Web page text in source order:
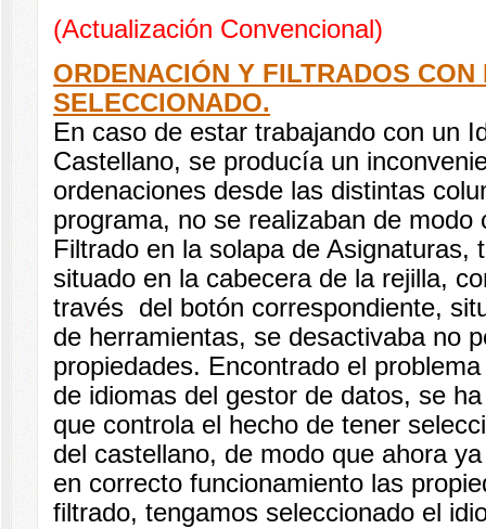
(Actualización Convencional)
ORDENACIÓN Y FILTRADOS CON
SELECCIONADO.
En caso de estar trabajando con un
Castellano, se producía un
ordenaciones desde las distintas
programa, no se realizaban de modo
Filtrado en la solapa de Asignaturas,
situado en la cabecera de la rejilla,
través del botón correspondiente,
de herramientas, se desactivaba no
propiedades. Encontrado el
de idiomas del gestor de datos, se
que controla el hecho de tener
del castellano, de modo que ahora
en correcto funcionamiento las
filtrado, tengamos seleccionado el